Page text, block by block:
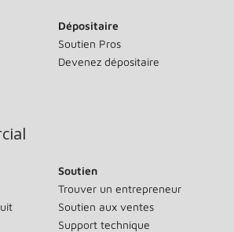
Dépositaire
Soutien Pros
Devenez dépositaire
Soutien
Trouver un entrepreneur
Soutien aux ventes
Support technique